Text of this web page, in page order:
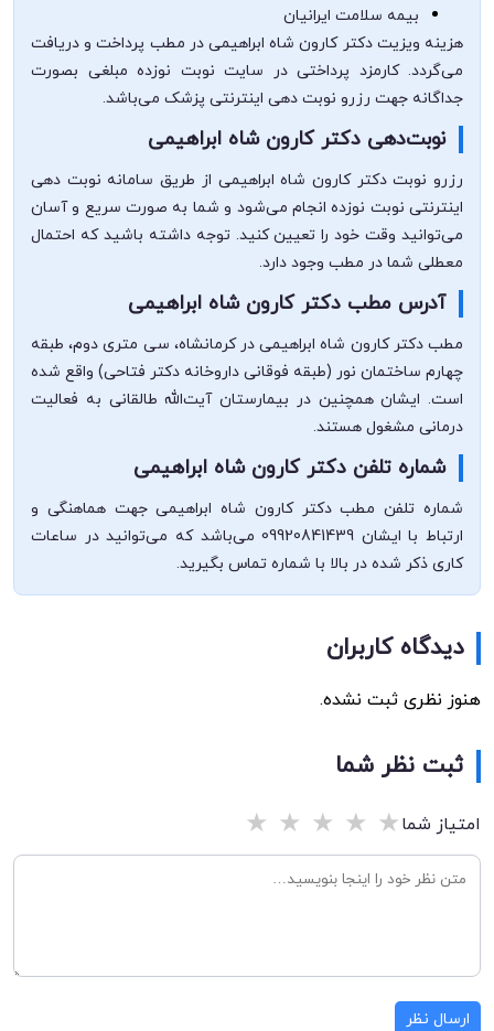
بیمه سلامت ایرانیان
هزینه ویزیت دکتر کارون شاه ابراهیمی در مطب پرداخت و دریافت
می‌گردد. کارمزد پرداختی در سایت نوبت نوزده مبلغی بصورت
جداگانه جهت رزرو نوبت دهی اینترنتی پزشک می‌باشد.
نوبت‌دهی دکتر کارون شاه ابراهیمی
رزرو نوبت دکتر کارون شاه ابراهیمی از طریق سامانه نوبت دهی
اینترنتی نوبت نوزده انجام می‌شود و شما به صورت سریع و آسان
می‌توانید وقت خود را تعیین کنید. توجه داشته باشید که احتمال
معطلی شما در مطب وجود دارد.
آدرس مطب دکتر کارون شاه ابراهیمی
مطب دکتر کارون شاه ابراهیمی در کرمانشاه، سی متری دوم، طبقه
چهارم ساختمان نور (طبقه فوقانی داروخانه دکتر فتاحی) واقع شده
است. ایشان همچنین در بیمارستان آیت‌الله طالقانی به فعالیت
درمانی مشغول هستند.
شماره تلفن دکتر کارون شاه ابراهیمی
شماره تلفن مطب دکتر کارون شاه ابراهیمی جهت هماهنگی و
ارتباط با ایشان 09920841439 می‌باشد که می‌توانید در ساعات
کاری ذکر شده در بالا با شماره تماس بگیرید.
دیدگاه کاربران
هنوز نظری ثبت نشده.
ثبت نظر شما
امتیاز شما★
★
★
★
★
ارسال نظر